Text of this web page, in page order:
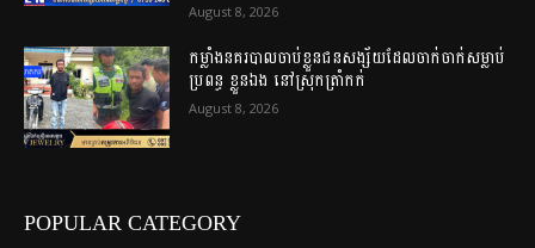
August 8, 2026
កម្លាំងនគរបាលចាប់ខ្លួនជនសង្ស័យដែលចាក់ចាក់សម្លាប់
ប្រពន្ធ ខ្លួនឯង នៅស្រុកត្រាំកក់
August 8, 2026
POPULAR CATEGORY